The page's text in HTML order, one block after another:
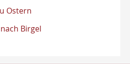
Ostern
Birgel